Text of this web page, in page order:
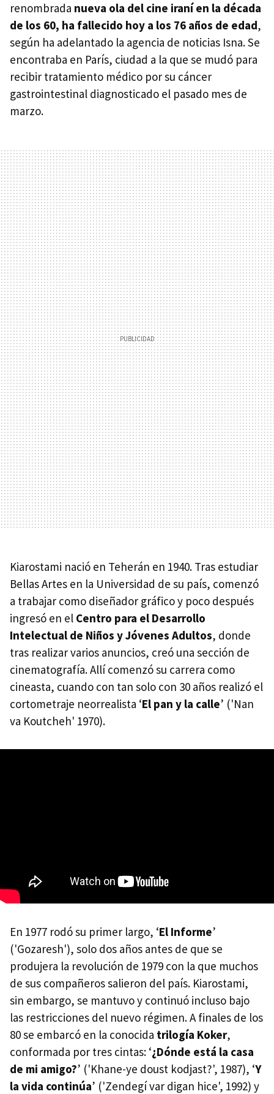
renombrada nueva ola del cine iraní en la década
de los 60, ha fallecido hoy a los 76 años de edad,
según ha adelantado la agencia de noticias Isna. Se
encontraba en París, ciudad a la que se mudó para
recibir tratamiento médico por su cáncer
gastrointestinal diagnosticado el pasado mes de
marzo.
Kiarostami nació en Teherán en 1940. Tras estudiar
Bellas Artes en la Universidad de su país, comenzó
a trabajar como diseñador gráfico y poco después
ingresó en el Centro para el Desarrollo
Intelectual de Niños y Jóvenes Adultos, donde
tras realizar varios anuncios, creó una sección de
cinematografía. Allí comenzó su carrera como
cineasta, cuando con tan solo con 30 años realizó el
cortometraje neorrealista ‘El pan y la calle’ ('Nan
va Koutcheh' 1970).
En 1977 rodó su primer largo, ‘El Informe’
('Gozaresh'), solo dos años antes de que se
produjera la revolución de 1979 con la que muchos
de sus compañeros salieron del país. Kiarostami,
sin embargo, se mantuvo y continuó incluso bajo
las restricciones del nuevo régimen. A finales de los
80 se embarcó en la conocida trilogía Koker,
conformada por tres cintas: ‘¿Dónde está la casa
de mi amigo?’ ('Khane-ye doust kodjast?', 1987), ‘Y
la vida continúa’ ('Zendegí var digan hice', 1992) y